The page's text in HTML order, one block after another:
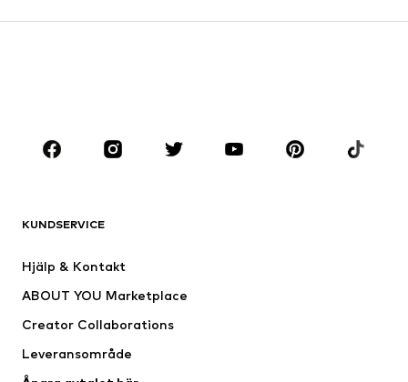
Kjolar
Blusar & tunikor
Premium
Nytt
Underkläder
Kappor
KUNDSERVICE
Hjälp & Kontakt
ABOUT YOU Marketplace
Creator Collaborations
Leveransområde